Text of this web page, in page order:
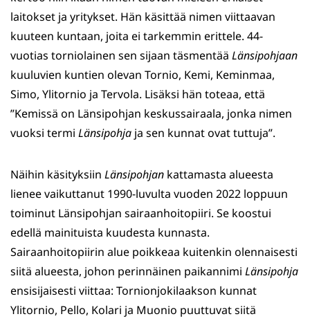
laitokset ja yritykset. Hän käsittää nimen viittaavan
kuuteen kuntaan, joita ei tarkemmin erittele. 44-
vuotias torniolainen sen sijaan täsmentää Länsipohjaan
kuuluvien kuntien olevan Tornio, Kemi, Keminmaa,
Simo, Ylitornio ja Tervola. Lisäksi hän toteaa, että
”Kemissä on Länsipohjan keskussairaala, jonka nimen
vuoksi termi Länsipohja ja sen kunnat ovat tuttuja”.
Näihin käsityksiin Länsipohjan kattamasta alueesta
lienee vaikuttanut 1990-luvulta vuoden 2022 loppuun
toiminut Länsipohjan sairaanhoitopiiri. Se koostui
edellä mainituista kuudesta kunnasta.
Sairaanhoitopiirin alue poikkeaa kuitenkin olennaisesti
siitä alueesta, johon perinnäinen paikannimi Länsipohja
ensisijaisesti viittaa: Tornionjokilaakson kunnat
Ylitornio, Pello, Kolari ja Muonio puuttuvat siitä